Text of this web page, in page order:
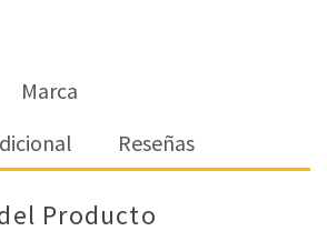
Marca
Reseñas
Producto